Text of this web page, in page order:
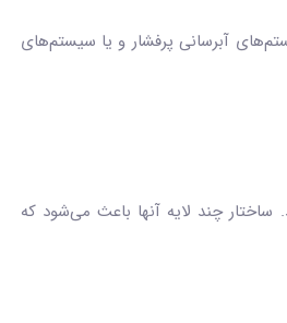
در سیستم‌های آبرسانی پرفشار و یا سیستم‌های
مناسب‌اند. ساختار چند لایه آنها باعث می‌شود که